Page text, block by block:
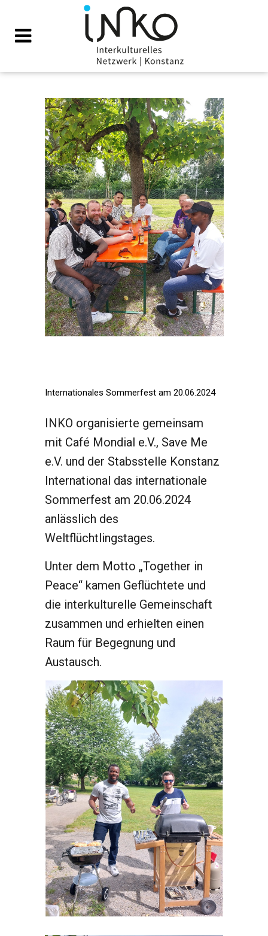
Internationales Sommerfest am 20.06.2024
INKO organisierte gemeinsam
mit Café Mondial e.V., Save Me
e.V. und der Stabsstelle Konstanz
International das internationale
Sommerfest am 20.06.2024
anlässlich des
Weltflüchtlingstages.
Unter dem Motto „Together in
Peace“ kamen Geflüchtete und
die interkulturelle Gemeinschaft
zusammen und erhielten einen
Raum für Begegnung und
Austausch.